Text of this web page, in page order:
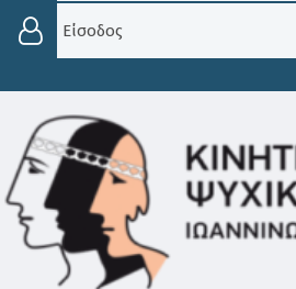
Είσοδος